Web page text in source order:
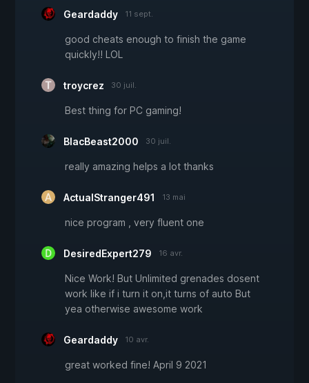
Geardaddy 11 sept.
good cheats enough to finish the game
quickly!! LOL
troycrez 30 juil.
Best thing for PC gaming!
BlacBeast2000 30 juil.
really amazing helps a lot thanks
ActualStranger491 13 mai
nice program , very fluent one
DesiredExpert279 16 avr.
Nice Work! But Unlimited grenades dosent
work like if i turn it on,it turns of auto But
yea otherwise awesome work
Geardaddy 10 avr.
great worked fine! April 9 2021